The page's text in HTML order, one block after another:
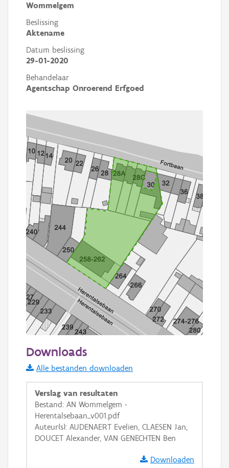
Wommelgem
Beslissing
Aktename
Datum beslissing
29-01-2020
Behandelaar
Agentschap Onroerend Erfgoed
Informatie Vlaanderen
i
+ −
Downloads
Alle bestanden downloaden
Verslag van resultaten
Bestand: AN Wommelgem -
Herentalsebaan_v001.pdf
Auteur(s): AUDENAERT Evelien, CLAESEN Jan,
DOUCET Alexander, VAN GENECHTEN Ben
Downloaden